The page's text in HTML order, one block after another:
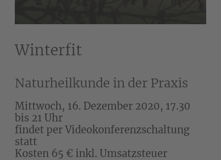
Winterfit
Naturheilkunde in der Praxis
Mittwoch, 16. Dezember 2020, 17.30
bis 21 Uhr
findet per Videokonferenzschaltung
statt
Kosten 65 € inkl. Umsatzsteuer